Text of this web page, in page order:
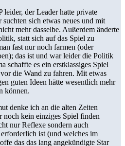
der Leader hatte private
sich etwas neues und mit
mehr dasselbe. Außerdem änderte
statt sich auf das Spiel zu
fast nur noch farmen (oder
das ist und war leider die Politik
schaffte es ein erstklassiges Spiel
die Wand zu fahren. Mit etwas
guten Ideen hätte wesentlich mehr
können.
denke ich an die alten Zeiten
noch kein einziges Spiel finden
nur Reflexe sondern auch
ist (und welches im
das das lang angekündigte Star